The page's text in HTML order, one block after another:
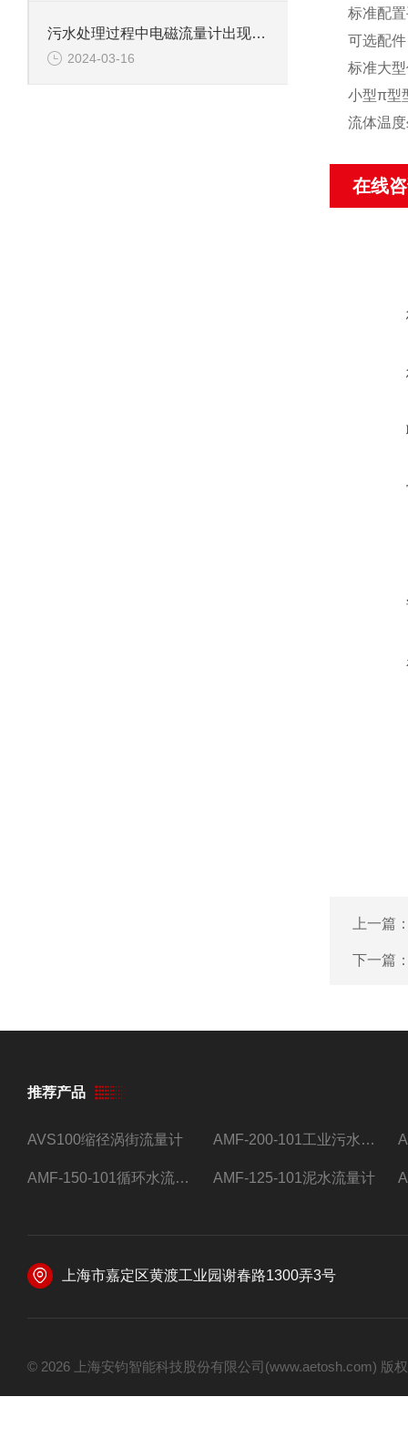
污水处理过程中电磁流量计出现故障解决方法
2024-03-16
标准配
可选配
标准大
小型π型
流体温
在线
上一篇
下一篇
推荐产品
AVS100缩径涡街流量计 AMF-200-101工业污水流量计
AMF-150-101循环水流量计,电磁流量计 AMF-125-101泥水流量计
上海市嘉定区黄渡工业园谢春路1300弄3号
© 2026 上海安钧智能科技股份有限公司(www.aetosh.com)